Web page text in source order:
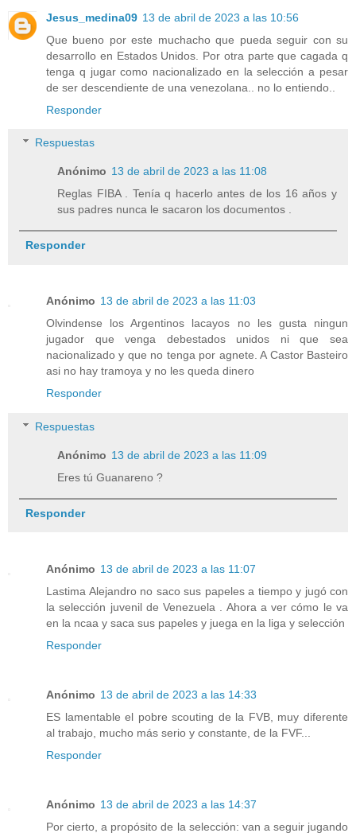
Jesus_medina09 13 de abril de 2023 a las 10:56
Que bueno por este muchacho que pueda seguir con su
desarrollo en Estados Unidos. Por otra parte que cagada q
tenga q jugar como nacionalizado en la selección a pesar
de ser descendiente de una venezolana.. no lo entiendo..
Responder
Respuestas
Anónimo 13 de abril de 2023 a las 11:08
Reglas FIBA . Tenía q hacerlo antes de los 16 años y
sus padres nunca le sacaron los documentos .
Responder
Anónimo 13 de abril de 2023 a las 11:03
Olvindense los Argentinos lacayos no les gusta ningun
jugador que venga debestados unidos ni que sea
nacionalizado y que no tenga por agnete. A Castor Basteiro
asi no hay tramoya y no les queda dinero
Responder
Respuestas
Anónimo 13 de abril de 2023 a las 11:09
Eres tú Guanareno ?
Responder
Anónimo 13 de abril de 2023 a las 11:07
Lastima Alejandro no saco sus papeles a tiempo y jugó con
la selección juvenil de Venezuela . Ahora a ver cómo le va
en la ncaa y saca sus papeles y juega en la liga y selección
Responder
Anónimo 13 de abril de 2023 a las 14:33
ES lamentable el pobre scouting de la FVB, muy diferente
al trabajo, mucho más serio y constante, de la FVF...
Responder
Anónimo 13 de abril de 2023 a las 14:37
Por cierto, a propósito de la selección: van a seguir jugando